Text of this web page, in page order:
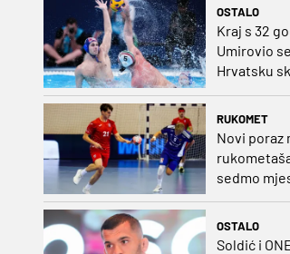
OSTALO
Kraj s 32
Umirovio
Hrvatsku
RUKOMET
Novi poraz
sedmo
se bore
OSTALO
Soldić i